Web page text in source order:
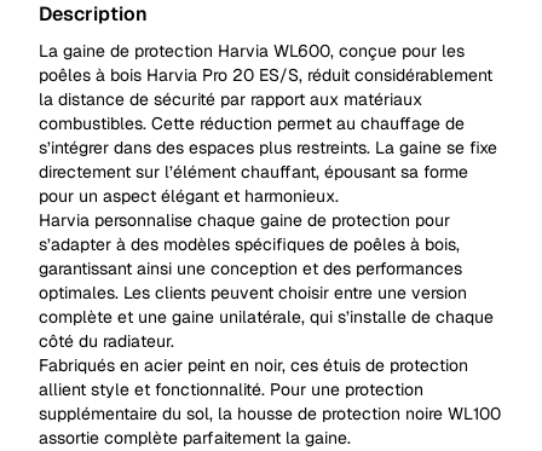
Description
La gaine de protection Harvia WL600, conçue pour les
poêles à bois Harvia Pro 20 ES/S, réduit considérablement
la distance de sécurité par rapport aux matériaux
combustibles. Cette réduction permet au chauffage de
s’intégrer dans des espaces plus restreints. La gaine se fixe
directement sur l’élément chauffant, épousant sa forme
pour un aspect élégant et harmonieux.
Harvia personnalise chaque gaine de protection pour
s’adapter à des modèles spécifiques de poêles à bois,
garantissant ainsi une conception et des performances
optimales. Les clients peuvent choisir entre une version
complète et une gaine unilatérale, qui s’installe de chaque
côté du radiateur.
Fabriqués en acier peint en noir, ces étuis de protection
allient style et fonctionnalité. Pour une protection
supplémentaire du sol, la housse de protection noire WL100
assortie complète parfaitement la gaine.